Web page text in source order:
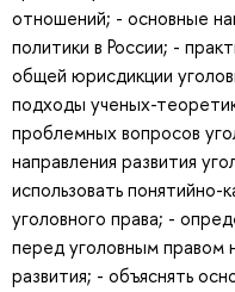
отношений; - основные
политики в России; -
общей юрисдикции
подходы ученых-
проблемных вопросов
направления развития
использовать понятийно-
уголовного права; -
перед уголовным правом
развития; - объяснять